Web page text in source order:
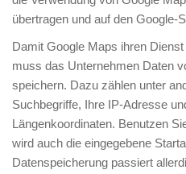
übertragen und auf den Google-
Damit Google Maps ihren
muss das Unternehmen Daten
speichern. Dazu zählen unter
Suchbegriffe, Ihre IP-Adresse
Längenkoordinaten. Benutzen
wird auch die eingegebene
Datenspeicherung passiert